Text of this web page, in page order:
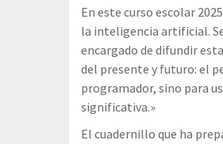
En este curso escolar
la inteligencia artificial.
encargado de difundir
del presente y futuro: el
programador, sino para
significativa.»
El cuadernillo que ha